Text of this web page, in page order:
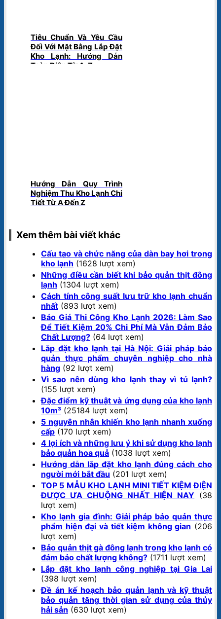
Tiêu Chuẩn Và Yêu Cầu
Đối Với Mặt Bằng Lắp Đặt
Kho Lạnh: Hướng Dẫn
Toàn Diện Từ A-Z
Hướng Dẫn Quy Trình
Nghiệm Thu Kho Lạnh Chi
Tiết Từ A Đến Z
Xem thêm bài viết khác
Cấu tạo và chức năng của dàn bay hơi trong
kho lạnh (1628 lượt xem)
Những điều cần biết khi bảo quản thịt đông
lạnh (1304 lượt xem)
Cách tính công suất lưu trữ kho lạnh chuẩn
nhất (893 lượt xem)
Báo Giá Thi Công Kho Lạnh 2026: Làm Sao
Để Tiết Kiệm 20% Chi Phí Mà Vẫn Đảm Bảo
Chất Lượng? (64 lượt xem)
Lắp đặt kho lạnh tại Hà Nội: Giải pháp bảo
quản thực phẩm chuyên nghiệp cho nhà
hàng (92 lượt xem)
Vì sao nên dùng kho lạnh thay vì tủ lạnh?
(155 lượt xem)
Đặc điểm kỹ thuật và ứng dụng của kho lạnh
10m³ (25184 lượt xem)
5 nguyên nhân khiến kho lạnh nhanh xuống
cấp (170 lượt xem)
4 lợi ích và những lưu ý khi sử dụng kho lạnh
bảo quản hoa quả (1038 lượt xem)
Hướng dẫn lắp đặt kho lạnh đúng cách cho
người mới bắt đầu (201 lượt xem)
TOP 5 MẪU KHO LẠNH MINI TIẾT KIỆM ĐIỆN
ĐƯỢC ƯA CHUỘNG NHẤT HIỆN NAY (38
lượt xem)
Kho lạnh gia đình: Giải pháp bảo quản thực
phẩm hiện đại và tiết kiệm không gian (206
lượt xem)
Bảo quản thịt gà đông lạnh trong kho lạnh có
đảm bảo chất lượng không? (1711 lượt xem)
Lắp đặt kho lạnh công nghiệp tại Gia Lai
(398 lượt xem)
Đề án kế hoạch bảo quản lạnh và kỹ thuật
bảo quản tăng thời gian sử dụng của thủy
hải sản (630 lượt xem)